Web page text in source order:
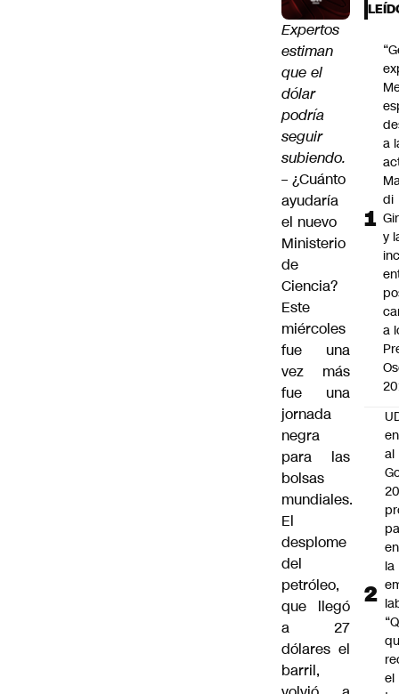
Expertos
estiman
que el
dólar
podría
seguir
subiendo.
– ¿Cuánto
ayudaría
el nuevo
Ministerio
de
Ciencia?
Este
miércoles
fue una
vez más
fue una
jornada
negra
para las
bolsas
mundiales.
El
desplome
del
petróleo,
que llegó
a 27
dólares el
barril,
a
di
y
a
al
20
la
el